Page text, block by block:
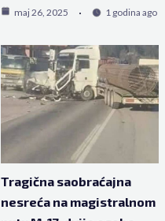
maj 26, 2025 1 godina ago
Tragična saobraćajna
nesreća na magistralnom